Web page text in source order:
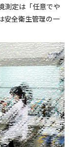
測定は「任意でや
安全衛生管理の一